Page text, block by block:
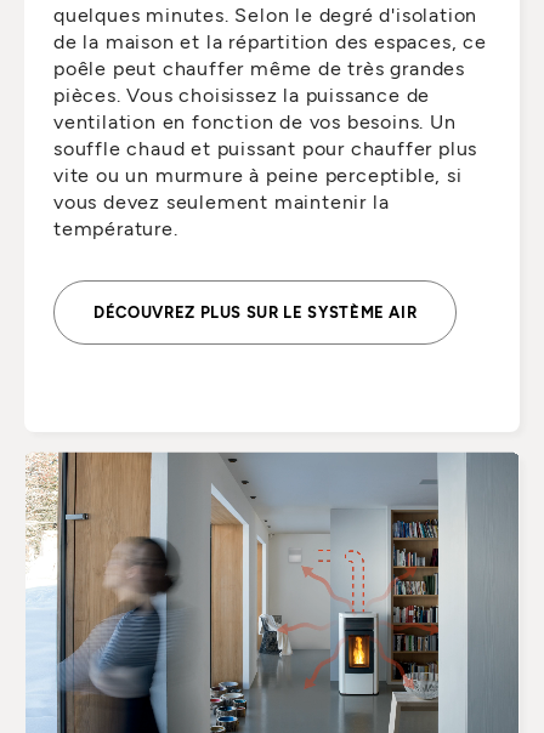
quelques minutes. Selon le degré d'isolation
de la maison et la répartition des espaces, ce
poêle peut chauffer même de très grandes
pièces. Vous choisissez la puissance de
ventilation en fonction de vos besoins. Un
souffle chaud et puissant pour chauffer plus
vite ou un murmure à peine perceptible, si
vous devez seulement maintenir la
température.
DÉCOUVREZ PLUS SUR LE SYSTÈME AIR